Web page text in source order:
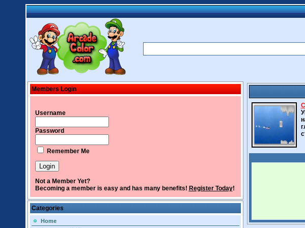
Members Login
Username
Password
Remember Me
Not a Member Yet?
Becoming a member is easy and has many benefits! Register Today!
Categories
Home